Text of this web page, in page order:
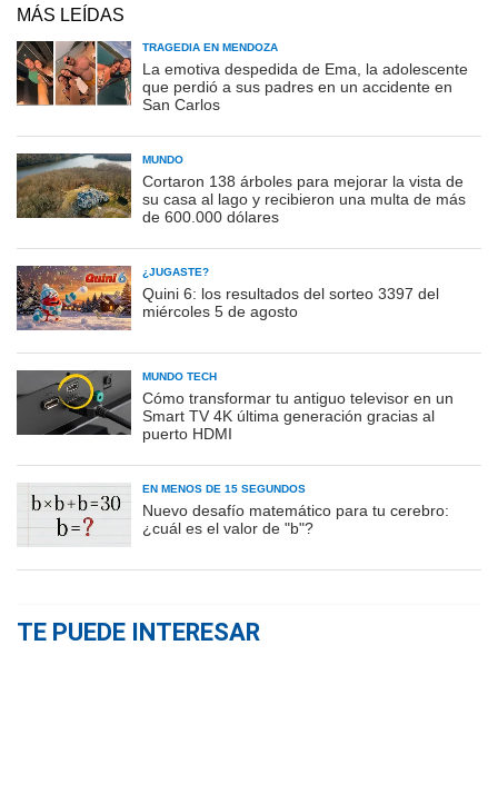
MÁS LEÍDAS
TRAGEDIA EN MENDOZA
La emotiva despedida de Ema, la adolescente
que perdió a sus padres en un accidente en
San Carlos
MUNDO
Cortaron 138 árboles para mejorar la vista de
su casa al lago y recibieron una multa de más
de 600.000 dólares
¿JUGASTE?
Quini 6: los resultados del sorteo 3397 del
miércoles 5 de agosto
MUNDO TECH
Cómo transformar tu antiguo televisor en un
Smart TV 4K última generación gracias al
puerto HDMI
EN MENOS DE 15 SEGUNDOS
Nuevo desafío matemático para tu cerebro:
¿cuál es el valor de "b"?
TE PUEDE INTERESAR